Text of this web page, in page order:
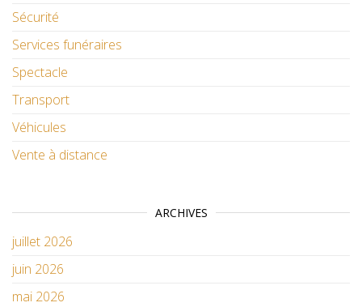
Sécurité
Services funéraires
Spectacle
Transport
Véhicules
Vente à distance
ARCHIVES
juillet 2026
juin 2026
mai 2026